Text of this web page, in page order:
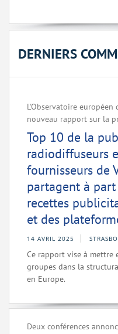
DERNIERS
L'Observatoire
nouveau rapport sur la
Top 10 de la
radiodiffuseurs
fournisseurs de
partagent à
recettes
et des
14 AVRIL 2025
Ce rapport vise à mettre
groupes dans la
en Europe.
Deux conférences